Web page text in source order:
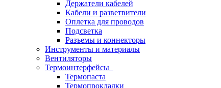
Держатели кабелей
Кабели и разветвители
Оплетка для проводов
Подсветка
Разъемы и коннекторы
Инструменты и материалы
Вентиляторы
Термоинтерфейсы
Термопаста
Термопрокладки